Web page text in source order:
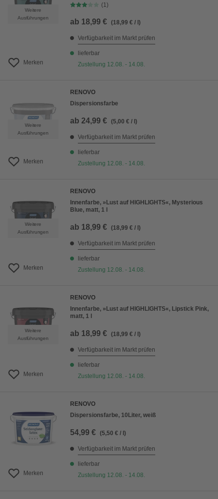
Weitere
Ausführungen
Merken
(1)
ab 18,99 € (18,99 € / l)
Verfügbarkeit im Markt prüfen
lieferbar
Zustellung 12.08. - 14.08.
Weitere
Ausführungen
Merken
RENOVO
Dispersionsfarbe
ab 24,99 € (5,00 € / l)
Verfügbarkeit im Markt prüfen
lieferbar
Zustellung 12.08. - 14.08.
Weitere
Ausführungen
Merken
RENOVO
Innenfarbe, »Lust auf HIGHLIGHTS«, Mysterious
Blue, matt, 1 l
ab 18,99 € (18,99 € / l)
Verfügbarkeit im Markt prüfen
lieferbar
Zustellung 12.08. - 14.08.
Weitere
Ausführungen
Merken
RENOVO
Innenfarbe, »Lust auf HIGHLIGHTS«, Lipstick Pink,
matt, 1 l
ab 18,99 € (18,99 € / l)
Verfügbarkeit im Markt prüfen
lieferbar
Zustellung 12.08. - 14.08.
Merken
RENOVO
Dispersionsfarbe, 10Liter, weiß
54,99 € (5,50 € / l)
Verfügbarkeit im Markt prüfen
lieferbar
Zustellung 12.08. - 14.08.